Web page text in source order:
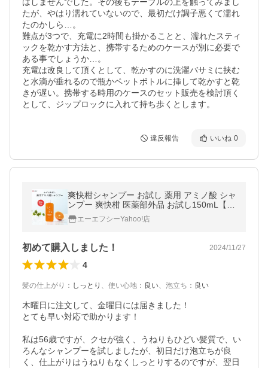
たが、やはり濡れていないので、最初だけ調子悪くて濡れ
たのかしら…。
難点が3つで、充電に2時間も掛かることと、濡れたスティ
ックを乾かす方法と、携帯するためのケースが別に必要で
ある事でしょうか…。
充電は改良して頂くとして、乾かすのに洗濯バサミに挟む
と水滴が垂れるので瓶かペットボトルに挿して乾かすと乾
きが遅い。携帯する時用のケースのセット販売を検討頂く
として、ジップロックに入れて持ち歩くとします。
違反報告 いいね 0
爽快柑シャンプー お試し 薬用 アミノ酸 シャ
ンプー 爽快柑 医薬部外品 お試し150mL【初
回限定1世帯様2本まで】 ポイント利用 ポ
イント消化 爆買 超PayPay祭
エーエフシーYahoo!店
初めて購入しました！ 2024/11/27
4
髪の仕上がり ： しっとり 、 使い心地 ： 良い、 泡立ち ： 良い
木曜日に注文して、金曜日には届きました！
とても早い対応で助かります！
私は56歳ですが、クセが強く、うねりもひどい髪質で、い
ろんなシャンプーを試しましたが、初日だけ泡立ちが良
く、仕上がりはうねりもなくしっとりするのですが、翌日